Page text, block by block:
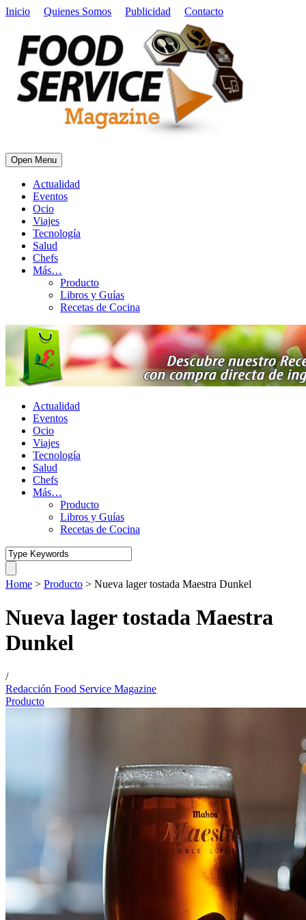
Inicio Quienes Somos Publicidad Contacto
Open Menu
Actualidad
Eventos
Ocio
Viajes
Tecnología
Salud
Chefs
Más…
Producto
Libros y Guías
Recetas de Cocina
Actualidad
Eventos
Ocio
Viajes
Tecnología
Salud
Chefs
Más…
Producto
Libros y Guías
Recetas de Cocina
Home > Producto > Nueva lager tostada Maestra Dunkel
Nueva lager tostada Maestra
Dunkel
/
Redacción Food Service Magazine
Producto